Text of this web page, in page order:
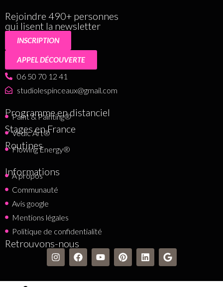
Rejoindre 490+ personnes
qui lisent la newsletter
INSCRIPTION
APPEL DÉCOUVERTE
06 50 70 12 41
studiolespinceaux@gmail.com
Programme en distanciel
Paint & Painting®
Stages en France
Vedic Art®
Routines
Flowing Energy®
Informations
A propos
Communauté
Avis google
Mentions légales
Politique de confidentialité
Retrouvons-nous